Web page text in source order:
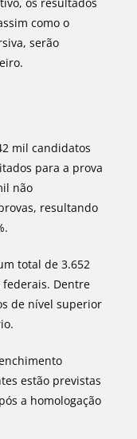
como o
serão
mil candidatos
para a prova
não
resultando
total de 3.652
Dentre
de nível superior
estão previstas
a homologação